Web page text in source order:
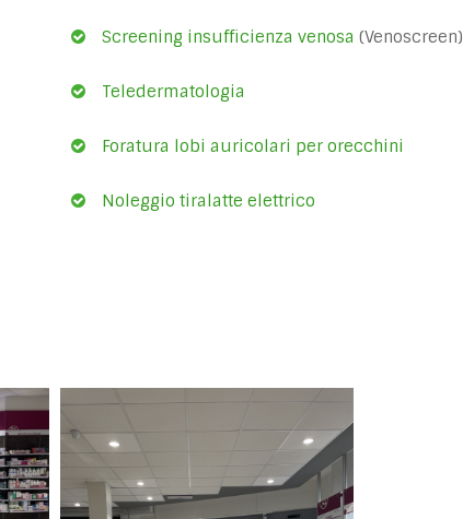
Screening insufficienza venosa (Venoscreen)
Teledermatologia
Foratura lobi auricolari per orecchini
Noleggio tiralatte elettrico